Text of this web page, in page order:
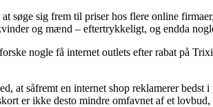
søge sig frem til priser hos flere online
og mænd – eftertrykkeligt, og endda
nogle få internet outlets efter rabat på
at såfremt en internet shop reklamerer
er ikke desto mindre omfavnet af et